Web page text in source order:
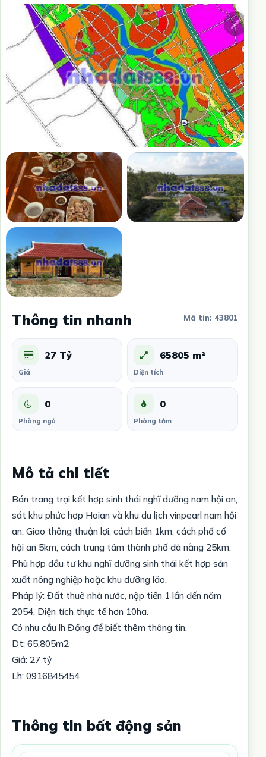
Thông tin nhanh Mã tin: 43801
27 Tỷ
Giá
65805 m²
Diện tích
0
Phòng ngủ
0
Phòng tắm
Mô tả chi tiết
Bán trang trại kết hợp sinh thái nghĩ dưỡng nam hội an,
sát khu phức hợp Hoian và khu du lịch vinpearl nam hội
an. Giao thông thuận lợi, cách biển 1km, cách phố cổ
hội an 5km, cách trung tâm thành phố đà nẵng 25km.
Phù hợp đầu tư khu nghĩ dưỡng sinh thái kết hợp sản
xuất nông nghiệp hoặc khu dưỡng lão.
Pháp lý: Đất thuê nhà nước, nộp tiền 1 lần đến năm
2054. Diện tích thực tế hơn 10ha.
Có nhu cầu lh Đồng để biết thêm thông tin.
Dt: 65,805m2
Giá: 27 tỷ
Lh: 0916845454
Thông tin bất động sản